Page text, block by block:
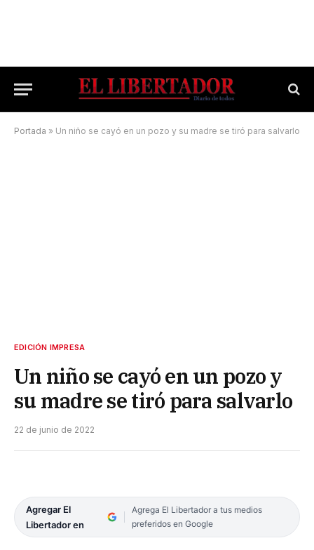
Portada » Un niño se cayó en un pozo y su madre se tiró para salvarlo
EDICIÓN IMPRESA
Un niño se cayó en un pozo y
su madre se tiró para salvarlo
22 de junio de 2022
Agregar El
Libertador en
Agrega El Libertador a tus medios
preferidos en Google